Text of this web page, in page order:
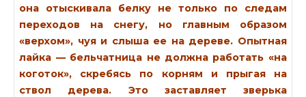
она отыскивала белку не только по следам
переходов на снегу, но главным образом
«верхом», чуя и слыша ее на дереве. Опытная
лайка — бельчатница не должна работать «на
коготок», скребясь по корням и прыгая на
ствол дерева. Это заставляет зверька